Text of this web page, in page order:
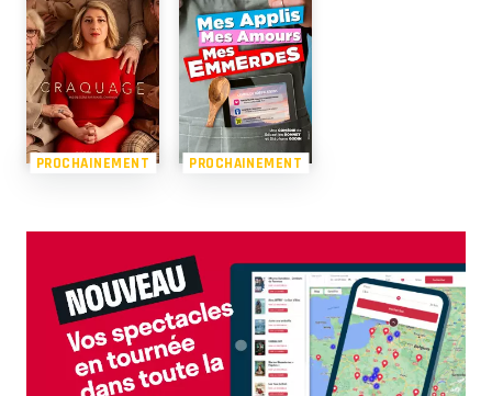
PROCHAINEMENT PROCHAINEMENT